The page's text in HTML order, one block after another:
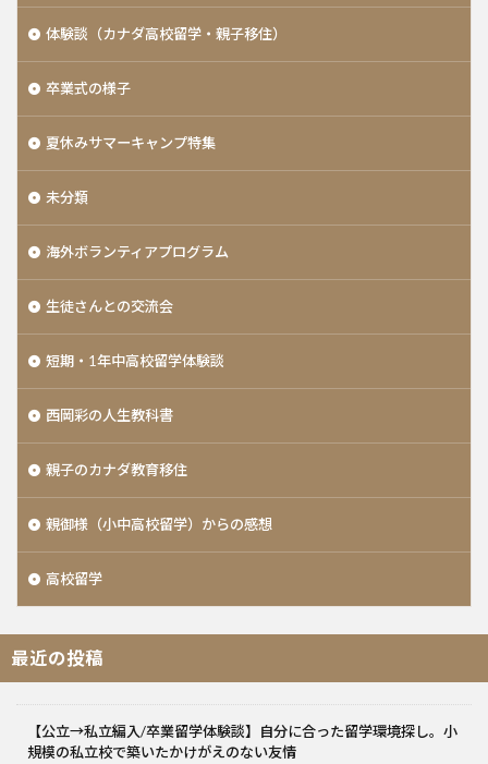
体験談（カナダ高校留学・親子移住）
卒業式の様子
夏休みサマーキャンプ特集
未分類
海外ボランティアプログラム
生徒さんとの交流会
短期・1年中高校留学体験談
西岡彩の人生教科書
親子のカナダ教育移住
親御様（小中高校留学）からの感想
高校留学
最近の投稿
【公立→私立編入/卒業留学体験談】自分に合った留学環境探し。小
規模の私立校で築いたかけがえのない友情